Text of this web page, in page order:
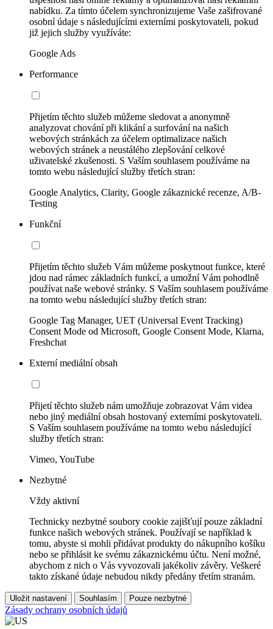
nabídku. Za tímto účelem synchronizujeme Vaše zašifrované
osobní údaje s následujícími externími poskytovateli, pokud
již jejich služby využíváte:
Google Ads
Performance
Přijetím těchto služeb můžeme sledovat a anonymně
analyzovat chování při klikání a surfování na našich
webových stránkách za účelem optimalizace našich
webových stránek a neustálého zlepšování celkové
uživatelské zkušenosti. S Vaším souhlasem používáme na
tomto webu následující služby třetích stran:
Google Analytics, Clarity, Google zákaznické recenze, A/B-
Testing
Funkční
Přijetím těchto služeb Vám můžeme poskytnout funkce, které
jdou nad rámec základních funkcí, a umožní Vám pohodlně
používat naše webové stránky. S Vaším souhlasem používáme
na tomto webu následující služby třetích stran:
Google Tag Manager, UET (Universal Event Tracking)
Consent Mode od Microsoft, Google Consent Mode, Klarna,
Freshchat
Externí mediální obsah
Přijetí těchto služeb nám umožňuje zobrazovat Vám videa
nebo jiný mediální obsah hostovaný externími poskytovateli.
S Vaším souhlasem používáme na tomto webu následující
služby třetích stran:
Vimeo, YouTube
Nezbytné
Vždy aktivní
Technicky nezbytné soubory cookie zajišťují pouze základní
funkce našich webových stránek. Používají se například k
tomu, abyste si mohli přidávat produkty do nákupního košíku
nebo se přihlásit ke svému zákaznickému účtu. Není možné,
abychom z nich o Vás vyvozovali jakékoliv závěry. Veškeré
takto získané údaje nebudou nikdy předány třetím stranám.
Uložit nastavení Souhlasím Pouze nezbytné
Zásady ochrany osobních údajů